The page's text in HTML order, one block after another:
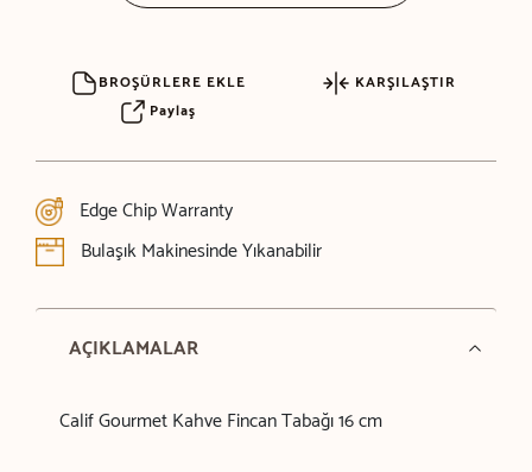
BROŞÜRLERE EKLE
KARŞILAŞTIR
Paylaş
Edge Chip Warranty
Bulaşık Makinesinde Yıkanabilir
AÇIKLAMALAR
Calif Gourmet Kahve Fincan Tabağı 16 cm